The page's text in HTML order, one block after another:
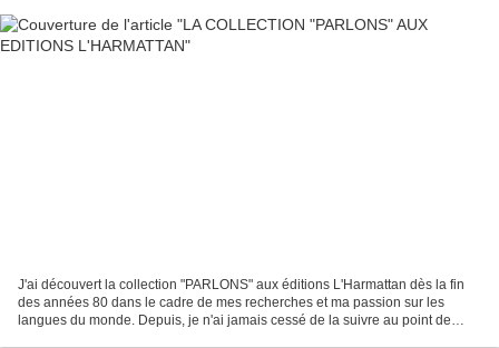
J'ai découvert la collection "PARLONS" aux éditions L'Harmattan dès la fin
des années 80 dans le cadre de mes recherches et ma passion sur les
langues du monde. Depuis, je n'ai jamais cessé de la suivre au point de